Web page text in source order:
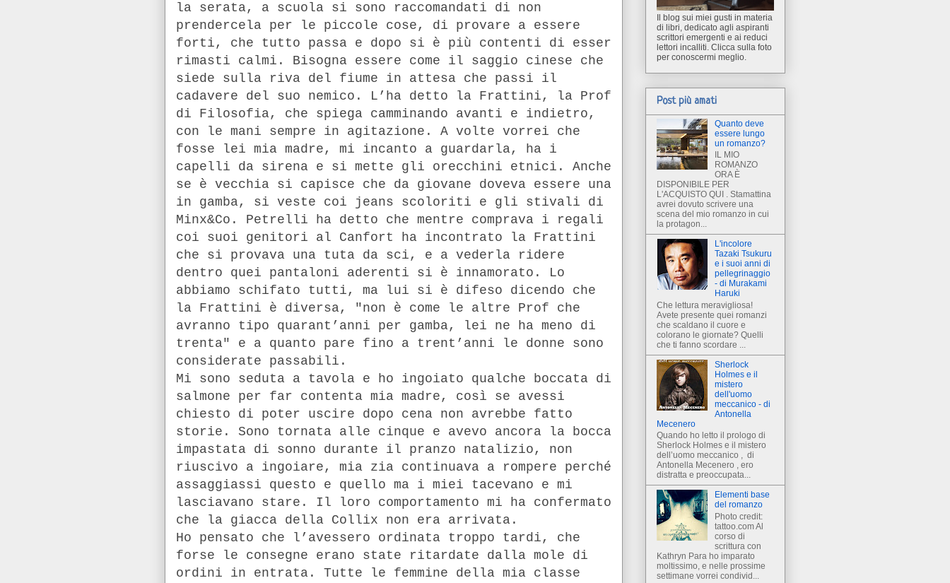
la serata, a scuola si sono raccomandati di non
prendercela per le piccole cose, di provare a essere
forti, che tutto passa e dopo si è più contenti di esser
rimasti calmi. Bisogna essere come il saggio cinese che
siede sulla riva del fiume in attesa che passi il
cadavere del suo nemico. L’ha detto la Frattini, la Prof
di Filosofia, che spiega camminando avanti e indietro,
con le mani sempre in agitazione. A volte vorrei che
fosse lei mia madre, mi incanto a guardarla, ha i
capelli da sirena e si mette gli orecchini etnici. Anche
se è vecchia si capisce che da giovane doveva essere una
in gamba, si veste coi jeans scoloriti e gli stivali di
Minx&Co. Petrelli ha detto che mentre comprava i regali
coi suoi genitori al Canfort ha incontrato la Frattini
che si provava una tuta da sci, e a vederla ridere
dentro quei pantaloni aderenti si è innamorato. Lo
abbiamo schifato tutti, ma lui si è difeso dicendo che
la Frattini è diversa, "non è come le altre Prof che
avranno tipo quarant’anni per gamba, lei ne ha meno di
trenta" e a quanto pare fino a trent’anni le donne sono
considerate passabili.
Mi sono seduta a tavola e ho ingoiato qualche boccata di
salmone per far contenta mia madre, così se avessi
chiesto di poter uscire dopo cena non avrebbe fatto
storie. Sono tornata alle cinque e avevo ancora la bocca
impastata di sonno durante il pranzo natalizio, non
riuscivo a ingoiare, mia zia continuava a rompere perché
assaggiassi questo e quello ma i miei tacevano e mi
lasciavano stare. Il loro comportamento mi ha confermato
che la giacca della Collix non era arrivata.
Ho pensato che l’avessero ordinata troppo tardi, che
forse le consegne erano state ritardate dalla mole di
ordini in entrata. Tutte le femmine della mia classe
Il blog sui miei gusti in materia
di libri, dedicato agli aspiranti
scrittori emergenti e ai reduci
lettori incalliti. Clicca sulla foto
per conoscermi meglio.
Post più amati
Quanto deve
essere lungo
un romanzo?
IL MIO
ROMANZO
ORA È
DISPONIBILE PER
L'ACQUISTO QUI . Stamattina
avrei dovuto scrivere una
scena del mio romanzo in cui
la protagon...
L'incolore
Tazaki Tsukuru
e i suoi anni di
pellegrinaggio
- di Murakami
Haruki
Che lettura meravigliosa!
Avete presente quei romanzi
che scaldano il cuore e
colorano le giornate? Quelli
che ti fanno scordare ...
Sherlock
Holmes e il
mistero
dell'uomo
meccanico - di
Antonella
Mecenero
Quando ho letto il prologo di
Sherlock Holmes e il mistero
dell’uomo meccanico , di
Antonella Mecenero , ero
distratta e preoccupata...
Elementi base
del romanzo
Photo credit:
tattoo.com Al
corso di
scrittura con
Kathryn Para ho imparato
moltissimo, e nelle prossime
settimane vorrei condivid...